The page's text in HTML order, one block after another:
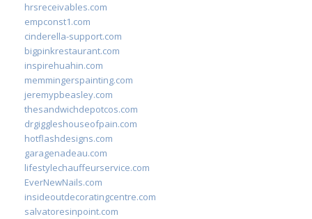
hrsreceivables.com
empconst1.com
cinderella-support.com
bigpinkrestaurant.com
inspirehuahin.com
memmingerspainting.com
jeremypbeasley.com
thesandwichdepotcos.com
drgiggleshouseofpain.com
hotflashdesigns.com
garagenadeau.com
lifestylechauffeurservice.com
EverNewNails.com
insideoutdecoratingcentre.com
salvatoresinpoint.com